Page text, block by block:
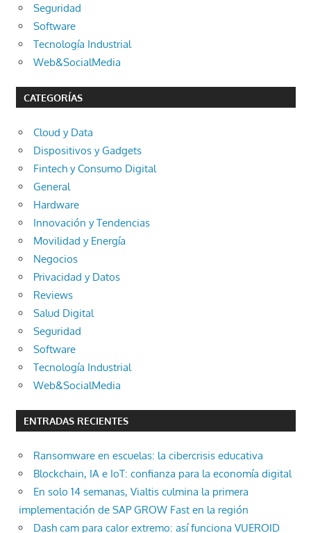
Seguridad
Software
Tecnología Industrial
Web&SocialMedia
CATEGORÍAS
Cloud y Data
Dispositivos y Gadgets
Fintech y Consumo Digital
General
Hardware
Innovación y Tendencias
Movilidad y Energía
Negocios
Privacidad y Datos
Reviews
Salud Digital
Seguridad
Software
Tecnología Industrial
Web&SocialMedia
ENTRADAS RECIENTES
Ransomware en escuelas: la cibercrisis educativa
Blockchain, IA e IoT: confianza para la economía digital
En solo 14 semanas, Vialtis culmina la primera
implementación de SAP GROW Fast en la región
Dash cam para calor extremo: así funciona VUEROID